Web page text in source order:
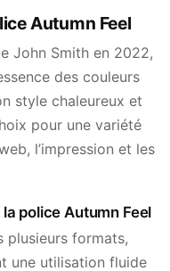
Autumn Feel
John Smith en 2022,
des couleurs
style chaleureux et
pour une variété
l’impression et les
police Autumn Feel
plusieurs formats,
une utilisation fluide